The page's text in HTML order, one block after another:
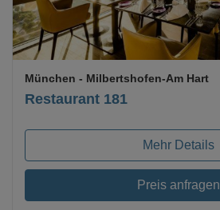
Restaurant 181
München - Milbertshofen-Am Hart
Mehr Details
Preis anfragen